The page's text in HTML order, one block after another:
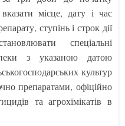
місце, дату і час
ступінь і строк дії
спеціальні
з указаною датою
культур
препаратами, офіційно
та агрохімікатів в